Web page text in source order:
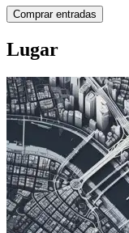
Comprar entradas
Lugar